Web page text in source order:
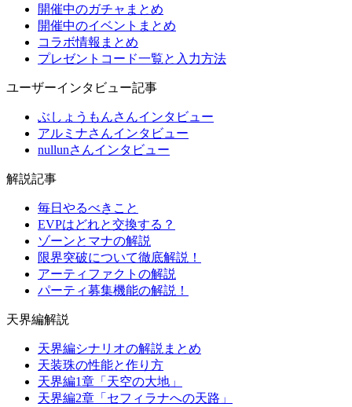
開催中のガチャまとめ
開催中のイベントまとめ
コラボ情報まとめ
プレゼントコード一覧と入力方法
ユーザーインタビュー記事
ぶしょうもんさんインタビュー
アルミナさんインタビュー
nullunさんインタビュー
解説記事
毎日やるべきこと
EVPはどれと交換する？
ゾーンとマナの解説
限界突破について徹底解説！
アーティファクトの解説
パーティ募集機能の解説！
天界編解説
天界編シナリオの解説まとめ
天装珠の性能と作り方
天界編1章「天空の大地」
天界編2章「セフィラナへの天路」